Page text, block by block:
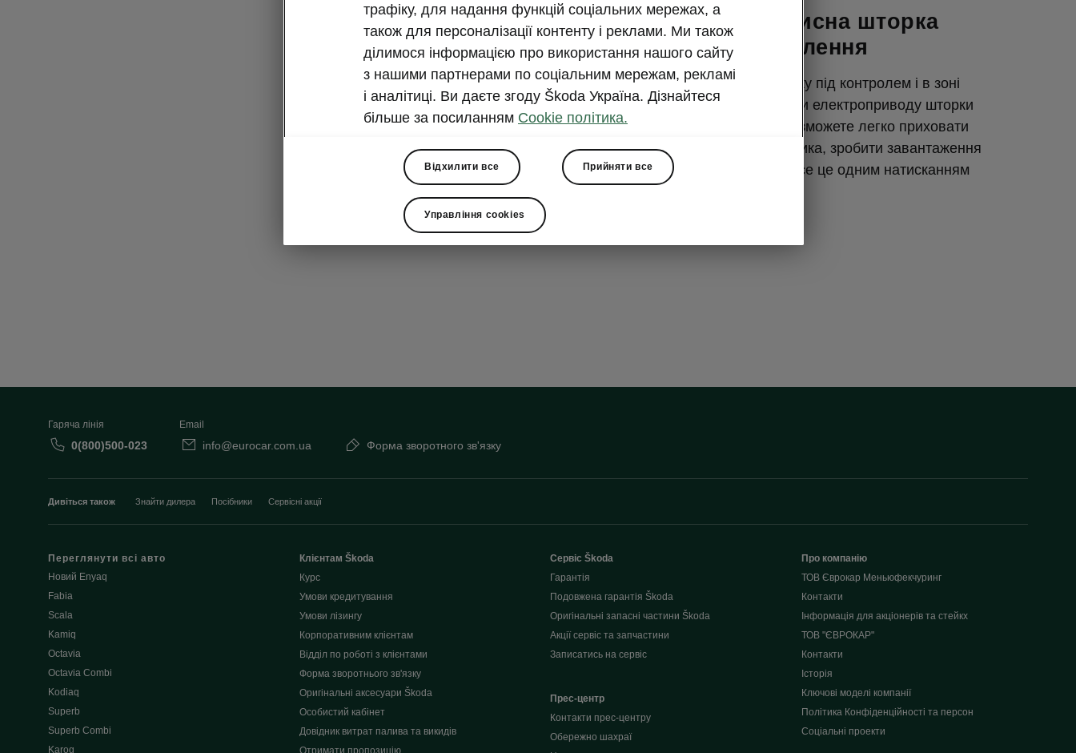
Електрична захисна шторка
багажного відділення
Зберігайте речі в багажнику під контролем і в зоні
швидкого доступу. Завдяки електроприводу шторки
багажного відділення, ви зможете легко приховати
або відкрити вміст багажника, зробити завантаження
речей ще зручнішим — і все це одним натисканням
Гаряча лінія
0(800)500-023
Email
info@eurocar.com.ua Форма зворотного зв'язку
Дивіться також Знайти дилера Посібники Сервісні акції
Переглянути всі авто
Новий Enyaq
Fabia
Scala
Kamiq
Octavia
Octavia Combi
Kodiaq
Superb
Superb Combi
Karoq
Клієнтам Škoda
Курс
Умови кредитування
Умови лізингу
Корпоративним клієнтам
Відділ по роботі з клієнтами
Форма зворотнього зв'язку
Оригінальні аксесуари Škoda
Особистий кабінет
Довідник витрат палива та викидів
Отримати пропозицію
Сервіс Škoda
Гарантія
Подовжена гарантія Škoda
Оригінальні запасні частини Škoda
Акції сервіс та запчастини
Записатись на сервіс
Прес-центр
Контакти прес-центру
Обережно шахраї
Про компанію
ТОВ Єврокар Меньюфекчуринг
Контакти
Інформація для акціонерів та стейкх
ТОВ "ЄВРОКАР"
Контакти
Історія
Ключові моделі компанії
Політика Конфіденційності та персон
Соціальні проекти
трафіку, для надання функцій соціальних мережах, а
також для персоналізації контенту і реклами. Ми також
ділимося інформацією про використання нашого сайту
з нашими партнерами по соціальним мережам, рекламі
і аналітиці. Ви даєте згоду Škoda Україна. Дізнайтеся
більше за посиланням Cookie політика.
Відхилити все Прийняти все
Управління cookies